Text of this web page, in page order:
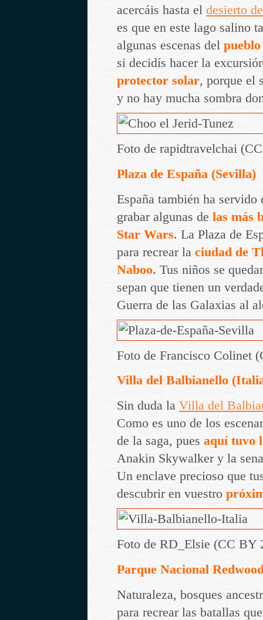
acercáis hasta el desierto
es que en este lago salino
algunas escenas del
si decidís hacer la
protector solar, porque el
y no hay mucha sombra
Foto de rapidtravelchai
Plaza de España (Sevilla)
España también ha servido
grabar algunas de las más
Star Wars. La Plaza de
para recrear la ciudad de
Naboo. Tus niños se
sepan que tienen un
Guerra de las Galaxias al
Foto de Francisco Colinet
Villa del Balbianello
Sin duda la Villa del
Como es uno de los
de la saga, pues aquí tuvo
Anakin Skywalker y la
Un enclave precioso que
descubrir en vuestro
Foto de RD_Elsie (CC BY
Parque Nacional
Naturaleza, bosques
para recrear las batallas